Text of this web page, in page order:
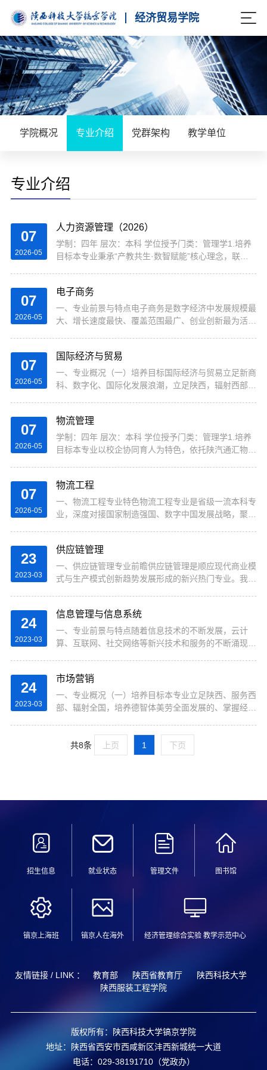
经济贸易学院
学院概况 专业介绍 党群架构 教学单位
专业介绍
07
2026-05
人力资源管理（2026）
学制：四年 层次：本科 学位授予门类：管理学1.培养
目标本专业秉承“产教共生·数智赋能”核心理念，联合
才。专业聚焦“智能招聘与高端猎聘”“人力资源数字化
运营”两大方向，培养体系围绕“理论筑基-技术强化-场
景实战”三维进阶架构展开：理论层夯实组织行为学、
07
2026-05
电子商务
一、专业前景与特点电子商务是数字经济中发展规模最
大、增长速度最快、覆盖范围最广、创业创新最为活跃
企业已经...
07
2026-05
国际经济与贸易
一、专业概况（一）培养目标国际经济与贸易立足新商
科、数字化、国际化发展浪潮，立足陕西，辐射西部，
数据信息技术、现代管理方法与经济统计工具，联动高
校学界与行业企业资源，既夯实专业核心能力，又服务
区域中小企业发展，聚焦培养成为具备批判性思维、商
07
2026-05
物流管理
学制：四年 层次：本科 学位授予门类：管理学1.培养
目标本专业以校企协同育人为特色，依托陕汽通汇物流
以现代物流管理、生产与运作管理等核心课程为主体，
与合作企业共建校外实践教学基地，系统培养学生的物
流系统规划能力、生产运营管理能力和创新创业能力，
07
2026-05
物流工程
一、物流工程专业特色物流工程专业是省级一流本科专
业，深度对接国家制造强国、数字中国发展战略，聚焦
才，核心覆盖数智物流系统、AI+供应链决策、智慧物
流与智能制造、物流系统规划设计、数字孪生与仿真优
化、物流运营与智能管控等前沿方向。本专业基于
23
2023-03
供应链管理
一、供应链管理专业前瞻供应链管理是顺应现代商业模
式与生产模式创新趋势发展形成的新兴热门专业。我国
业与企业间...
24
2023-03
信息管理与信息系统
一、专业前景与特点随着信息技术的不断发展，云计
算、互联网、社交网络等新兴技术和服务的不断涌现与
里。“一切以...
24
2023-03
市场营销
一、专业概况（一）培养目标本专业立足陕西、服务西
部、辐射全国，培养德智体美劳全面发展的、掌握经济
营销的基本知识和技能、互联网平台使用和推广的人
才。使学生...
共8条 上页 1 下页
招生信息 就业状态 管理文件 图书馆
镐京上海班 镐京人在海外 经济管理综合实验 教学示范中心
友情链接 / LINK ： 教育部 陕西省教育厅
陕西科技大学
陕西服装工程学院
版权所有：陕西科技大学镐京学院
地址：陕西省西安市西咸新区沣西新城统一大道
电话：029-38191710（党政办）